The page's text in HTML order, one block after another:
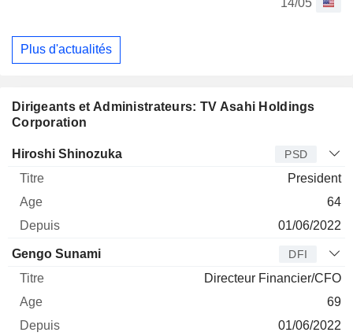
Plus d'actualités
Dirigeants et Administrateurs: TV Asahi Holdings
Corporation
Dirigeant Titre Age
Hiroshi Shinozuka PSD
President
64
01/06/2022
Gengo Sunami DFI
Directeur Financier/CFO
69
01/06/2022